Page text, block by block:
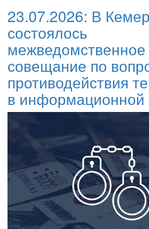
23.07.2026: В
состоялось
межведомственное
совещание по
противодействия
в